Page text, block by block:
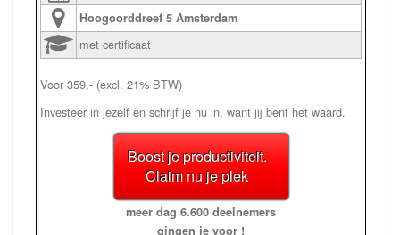
Hoogoorddreef 5Amsterdam
met certificaat
Voor 359,- (excl. 21% BTW)
Investeer in jezelf en schrijf je nu in, want jij bent het waard.
Boost je productiviteit.
Claim nu je plek
meer dag 6.600 deelnemers
gingen je voor !